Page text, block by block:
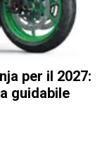
per il 2027:
guidabile